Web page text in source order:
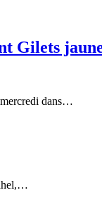
Gilets
mercredi dans…